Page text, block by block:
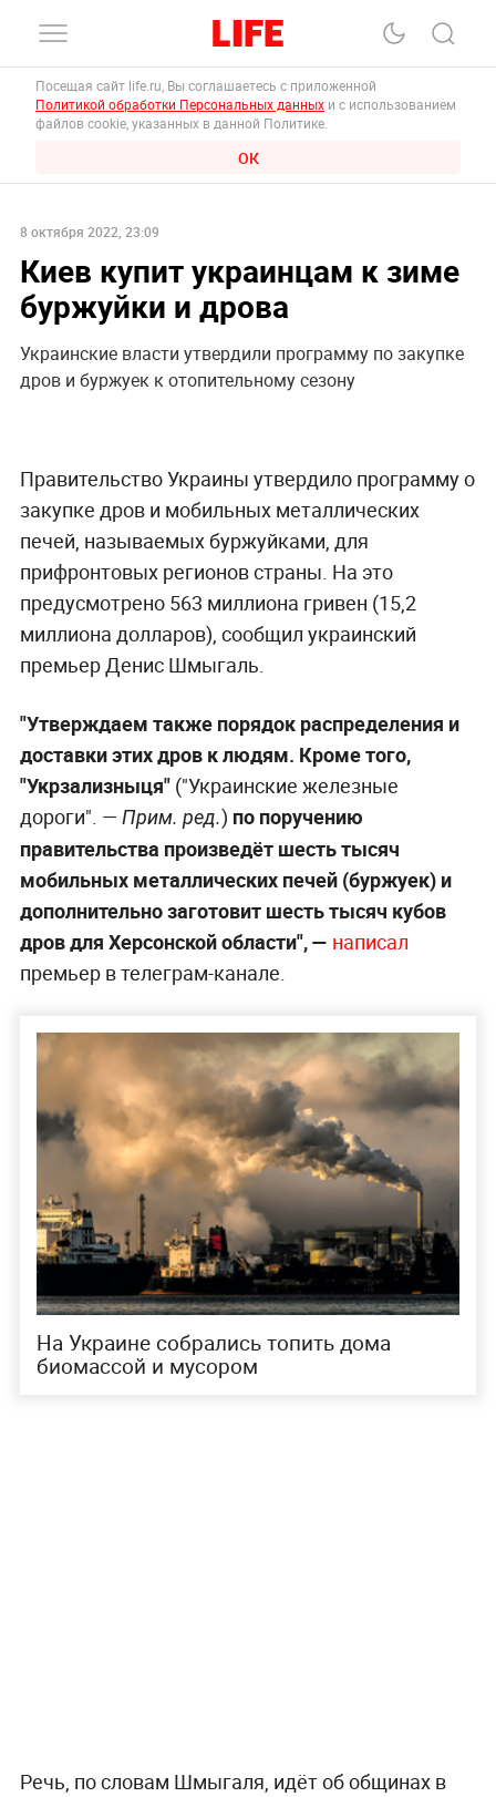
Посещая сайт life.ru, Вы соглашаетесь с приложенной
Политикой обработки Персональных данных и с использованием
файлов cookie, указанных в данной Политике.
ОК
8 октября 2022, 23:09
Киев купит украинцам к зиме
буржуйки и дрова
Украинские власти утвердили программу по закупке
дров и буржуек к отопительному сезону
Правительство Украины утвердило программу о
закупке дров и мобильных металлических
печей, называемых буржуйками, для
прифронтовых регионов страны. На это
предусмотрено 563 миллиона гривен (15,2
миллиона долларов), сообщил украинский
премьер Денис Шмыгаль.
"Утверждаем также порядок распределения и
доставки этих дров к людям. Кроме того,
"Укрзализныця" ("Украинские железные
дороги". — Прим. ред.) по поручению
правительства произведёт шесть тысяч
мобильных металлических печей (буржуек) и
дополнительно заготовит шесть тысяч кубов
дров для Херсонской области", — написал
премьер в телеграм-канале.
На Украине собрались топить дома
биомассой и мусором
Речь, по словам Шмыгаля, идёт об общинах в